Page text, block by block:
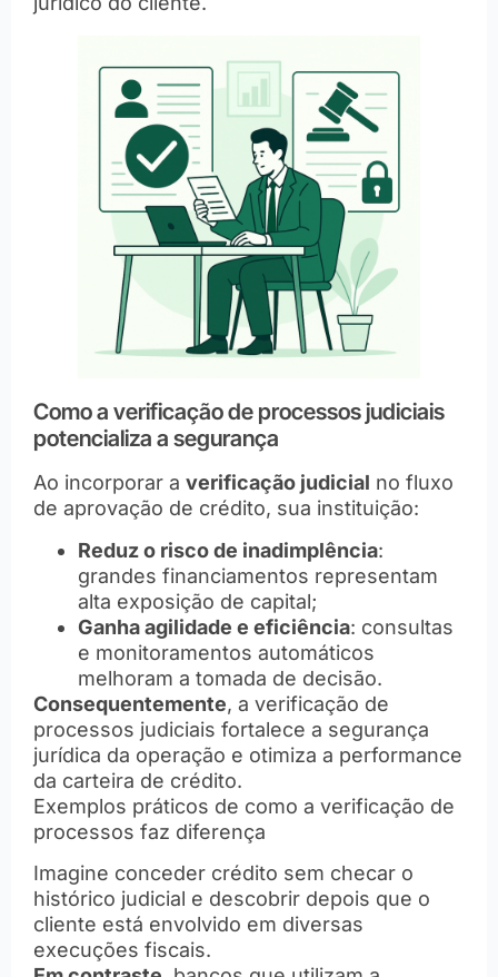
Como a verificação de processos judiciais
potencializa a segurança
Ao incorporar a verificação judicial no fluxo
de aprovação de crédito, sua instituição:
Reduz o risco de inadimplência:
grandes financiamentos representam
alta exposição de capital;
Ganha agilidade e eficiência: consultas
e monitoramentos automáticos
melhoram a tomada de decisão.
Consequentemente, a verificação de
processos judiciais fortalece a segurança
jurídica da operação e otimiza a performance
da carteira de crédito.
Exemplos práticos de como a verificação de
processos faz diferença
Imagine conceder crédito sem checar o
histórico judicial e descobrir depois que o
cliente está envolvido em diversas
execuções fiscais.